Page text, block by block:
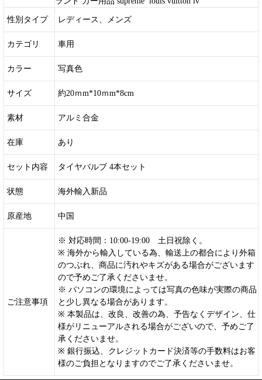
性別タイプ レディース、メンズ
カテゴリ 車用
カラー 写真色
サイズ 約20ｍm*10ｍm*8cm
素材 アルミ合金
在庫 あり
セット内容 タイヤバルブ 4本セット
状態 海外輸入新品
原産地 中国
ご注意事項
※ 対応時間：10:00-19:00 土日祝除く。
※ 海外から輸入している為、輸送上の都合により外箱
のつぶれ、商品に汚れやキズがある場合がございます
ので予めご了承くださいませ。
※ パソコンの環境によっては写真の色味が実際の商品
と少し異なる場合があります。
※ 本製品は、改良、改善の為、予告なくデザイン、仕
様がリニューアルされる場合がございので、予めご了
承くださいませ。
※ 銀行振込、クレジットカード決済等の手数料はお客
様のご負担となりますのでご了承くださいませ。